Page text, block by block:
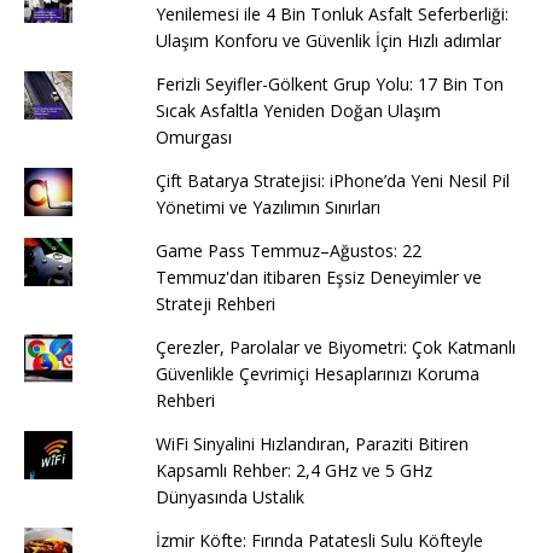
Yenilemesi ile 4 Bin Tonluk Asfalt Seferberliği:
Ulaşım Konforu ve Güvenlik İçin Hızlı adımlar
Ferizli Seyifler-Gölkent Grup Yolu: 17 Bin Ton
Sıcak Asfaltla Yeniden Doğan Ulaşım
Omurgası
Çift Batarya Stratejisi: iPhone’da Yeni Nesil Pil
Yönetimi ve Yazılımın Sınırları
Game Pass Temmuz–Ağustos: 22
Temmuz'dan itibaren Eşsiz Deneyimler ve
Strateji Rehberi
Çerezler, Parolalar ve Biyometri: Çok Katmanlı
Güvenlikle Çevrimiçi Hesaplarınızı Koruma
Rehberi
WiFi Sinyalini Hızlandıran, Paraziti Bitiren
Kapsamlı Rehber: 2,4 GHz ve 5 GHz
Dünyasında Ustalık
İzmir Köfte: Fırında Patatesli Sulu Köfteyle